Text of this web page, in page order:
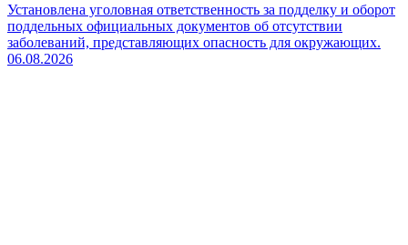
Установлена уголовная ответственность за подделку и оборот
поддельных официальных документов об отсутствии
заболеваний, представляющих опасность для окружающих.
06.08.2026